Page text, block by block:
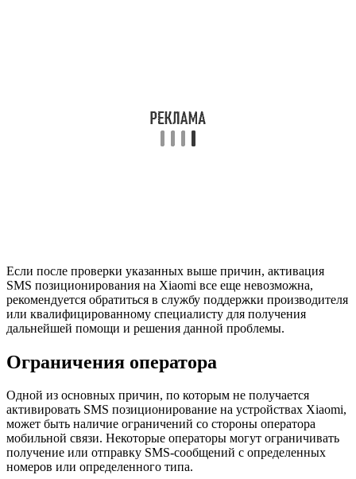
Если после проверки указанных выше причин, активация
SMS позиционирования на Xiaomi все еще невозможна,
рекомендуется обратиться в службу поддержки производителя
или квалифицированному специалисту для получения
дальнейшей помощи и решения данной проблемы.
Ограничения оператора
Одной из основных причин, по которым не получается
активировать SMS позиционирование на устройствах Xiaomi,
может быть наличие ограничений со стороны оператора
мобильной связи. Некоторые операторы могут ограничивать
получение или отправку SMS-сообщений с определенных
номеров или определенного типа.